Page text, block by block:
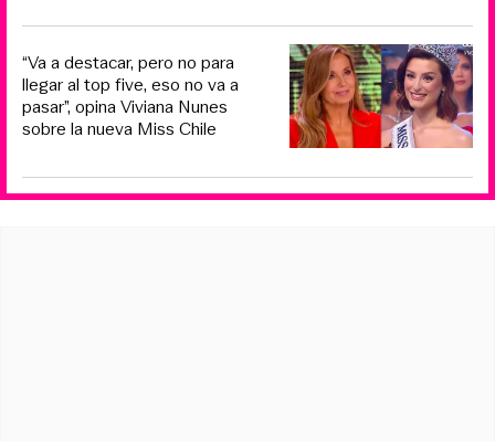
“Va a destacar, pero no para
llegar al top five, eso no va a
pasar”, opina Viviana Nunes
sobre la nueva Miss Chile